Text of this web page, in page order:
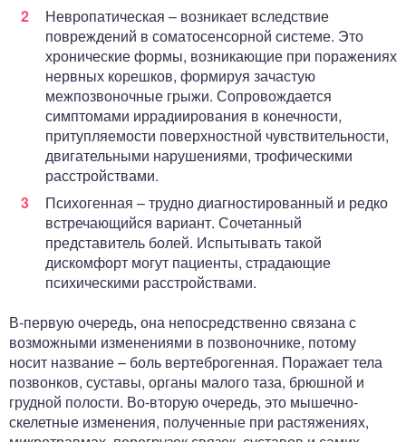
Невропатическая – возникает вследствие
повреждений в соматосенсорной системе. Это
хронические формы, возникающие при поражениях
нервных корешков, формируя зачастую
межпозвоночные грыжи. Сопровождается
симптомами иррадиирования в конечности,
притупляемости поверхностной чувствительности,
двигательными нарушениями, трофическими
расстройствами.
Психогенная – трудно диагностированный и редко
встречающийся вариант. Сочетанный
представитель болей. Испытывать такой
дискомфорт могут пациенты, страдающие
психическими расстройствами.
В-первую очередь, она непосредственно связана с
возможными изменениями в позвоночнике, потому
носит название – боль вертеброгенная. Поражает тела
позвонков, суставы, органы малого таза, брюшной и
грудной полости. Во-вторую очередь, это мышечно-
скелетные изменения, полученные при растяжениях,